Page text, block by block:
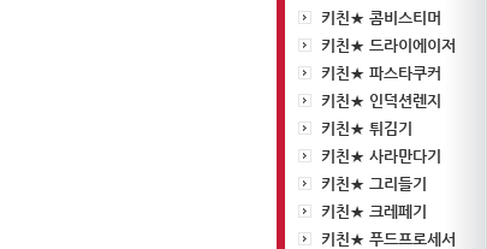
키친★ 콤비스티머
키친★ 드라이에이저
키친★ 파스타쿠커
키친★ 인덕션렌지
키친★ 튀김기
키친★ 사라만다기
키친★ 그리들기
키친★ 크레페기
키친★ 푸드프로세서